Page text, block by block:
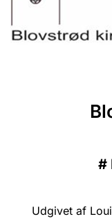
#
Udgivet af